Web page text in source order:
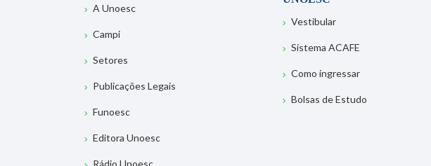
A Unoesc
Campi
Setores
Publicações Legais
Funoesc
Editora Unoesc
Vestibular
Sistema ACAFE
Como ingressar
Bolsas de Estudo